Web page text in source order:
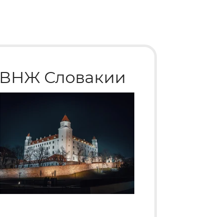
ВНЖ Словакии